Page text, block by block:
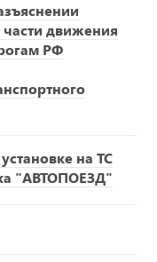
части движения
РФ
на ТС
"АВТОПОЕЗД"